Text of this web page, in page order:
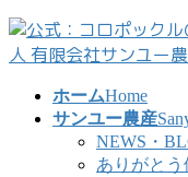
コ
ン
ナ
ビ
ホームHome
サンユー農産
NEWS・
ありがとう